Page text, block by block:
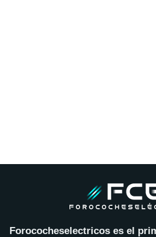
Forococheselectricos es el